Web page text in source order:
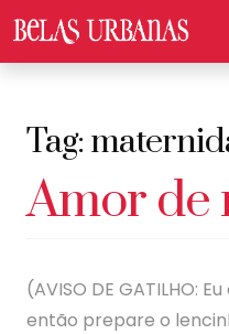
Tag:
Amor de
(AVISO DE GATILHO:
então prepare o